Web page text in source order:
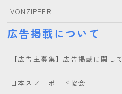
VONZIPPER
広告掲載について
【広告主募集】広告掲載に関して
日本スノーボード協会